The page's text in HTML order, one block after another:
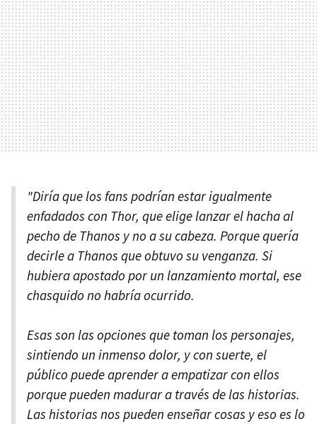
"Diría que los fans podrían estar igualmente
enfadados con Thor, que elige lanzar el hacha al
pecho de Thanos y no a su cabeza. Porque quería
decirle a Thanos que obtuvo su venganza. Si
hubiera apostado por un lanzamiento mortal, ese
chasquido no habría ocurrido.
Esas son las opciones que toman los personajes,
sintiendo un inmenso dolor, y con suerte, el
público puede aprender a empatizar con ellos
porque pueden madurar a través de las historias.
Las historias nos pueden enseñar cosas y eso es lo